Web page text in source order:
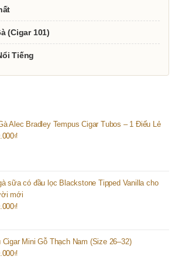
(Cigar 101)
Tiếng
Alec Bradley Tempus Cigar Tubos – 1 Điếu Lẻ
₫
sữa có đầu lọc Blackstone Tipped Vanilla cho
mới
₫
Cigar Mini Gỗ Thạch Nam (Size 26–32)
₫